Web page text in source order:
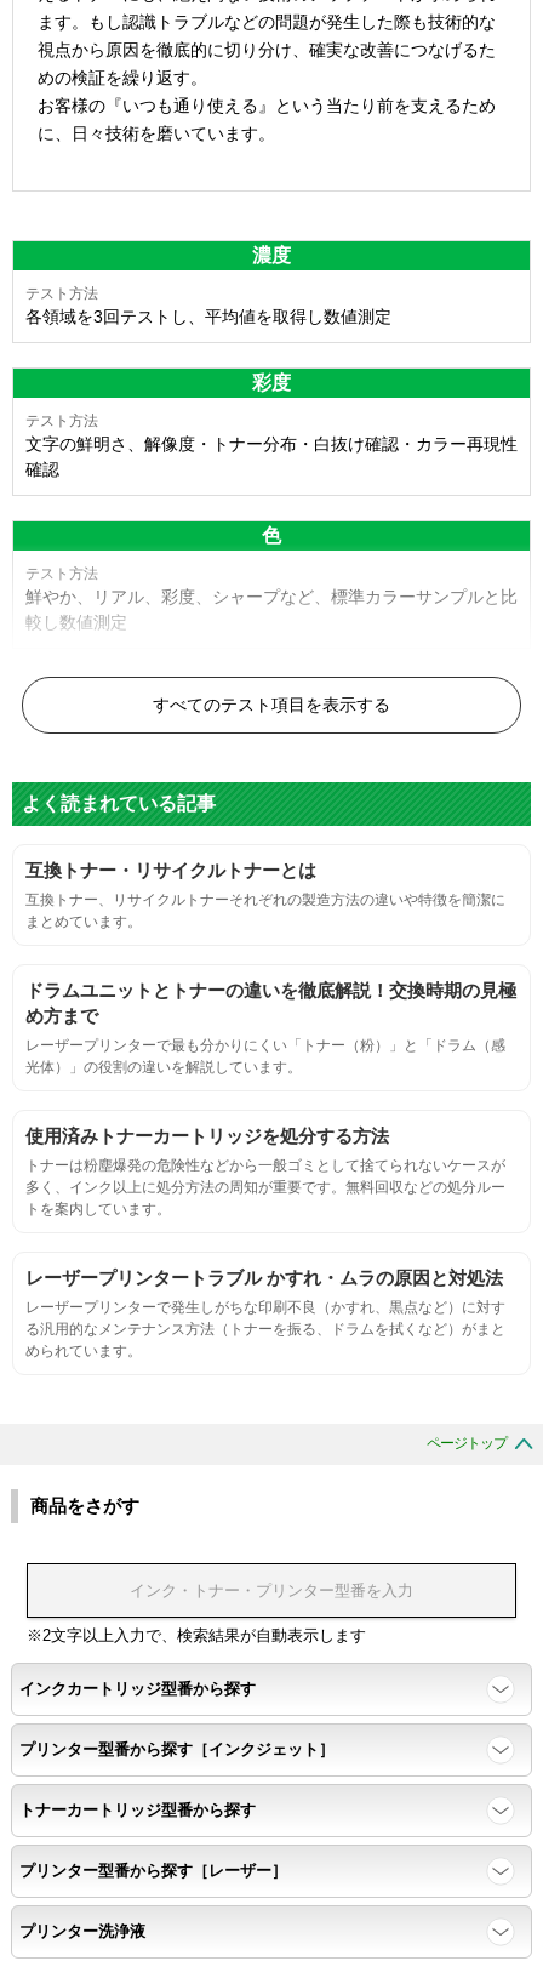
ます。もし認識トラブルなどの問題が発生した際も技術的な
視点から原因を徹底的に切り分け、確実な改善につなげるた
めの検証を繰り返す。
お客様の『いつも通り使える』という当たり前を支えるため
に、日々技術を磨いています。
濃度
各領域を3回テストし、平均値を取得し数値測定
彩度
文字の鮮明さ、解像度・トナー分布・白抜け確認・カラー再現性
確認
色
鮮やか、リアル、彩度、シャープなど、標準カラーサンプルと比
較し数値測定
グレースケール
目視検査にて数値測定
連続印刷時の安定した印刷枚数測定
定着度
摩擦試験機で濃度値を測定
適合性
生涯印刷
印刷耐久性
ページ印刷可能枚数・連続印刷時の安定性・経時変化の影響の確
認
寿命レポート
ページ収量、1,000ページあたりのパウダー消費量、転写率、
SAD値を計測
落下試験
すべてのテスト項目を表示する
よく読まれている記事
互換トナー・リサイクルトナーとは
互換トナー、リサイクルトナーそれぞれの製造方法の違いや特徴を簡潔に
まとめています。
ドラムユニットとトナーの違いを徹底解説！交換時期の見極
め方まで
レーザープリンターで最も分かりにくい「トナー（粉）」と「ドラム（感
光体）」の役割の違いを解説しています。
使用済みトナーカートリッジを処分する方法
トナーは粉塵爆発の危険性などから一般ゴミとして捨てられないケースが
多く、インク以上に処分方法の周知が重要です。無料回収などの処分ルー
トを案内しています。
レーザープリンタートラブル かすれ・ムラの原因と対処法
レーザープリンターで発生しがちな印刷不良（かすれ、黒点など）に対す
る汎用的なメンテナンス方法（トナーを振る、ドラムを拭くなど）がまと
められています。
ページトップ
商品をさがす
※2文字以上入力で、検索結果が自動表示します
インクカートリッジ型番から探す
プリンター型番から探す［インクジェット］
トナーカートリッジ型番から探す
プリンター型番から探す［レーザー］
プリンター洗浄液